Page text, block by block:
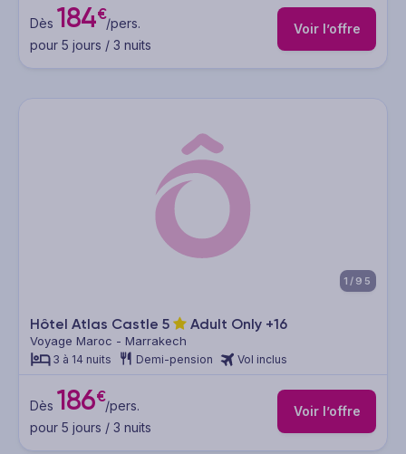
Dès 184€/pers.
pour 5 jours / 3 nuits
Voir l’offre
1/95
Hôtel Atlas Castle 5 Adult Only +16
Voyage Maroc - Marrakech
3 à 14 nuits Demi-pension Vol inclus
Dès 186€/pers.
pour 5 jours / 3 nuits
Voir l’offre